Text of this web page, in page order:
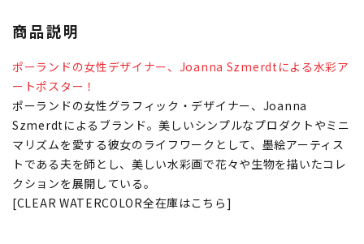
商品説明
ポーランドの女性デザイナー、Joanna Szmerdtによる水彩ア
ートポスター！
ポーランドの女性グラフィック・デザイナー、Joanna
Szmerdtによるブランド。美しいシンプルなプロダクトやミニ
マリズムを愛する彼女のライフワークとして、墨絵アーティス
トである夫を師とし、美しい水彩画で花々や生物を描いたコレ
クションを展開している。
[CLEAR WATERCOLOR全在庫はこちら]